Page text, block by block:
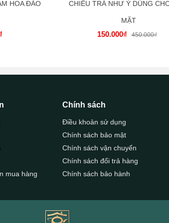
HOA ĐÀO CHIẾU TRÀ NHƯ Ý DÙNG
MẶT
150.000₫ 450.000₫
mua hàng
Chính sách
Điều khoản sử dụng
Chính sách bảo mật
Chính sách vận chuyển
Chính sách đổi trả hàng
Chính sách bảo hành